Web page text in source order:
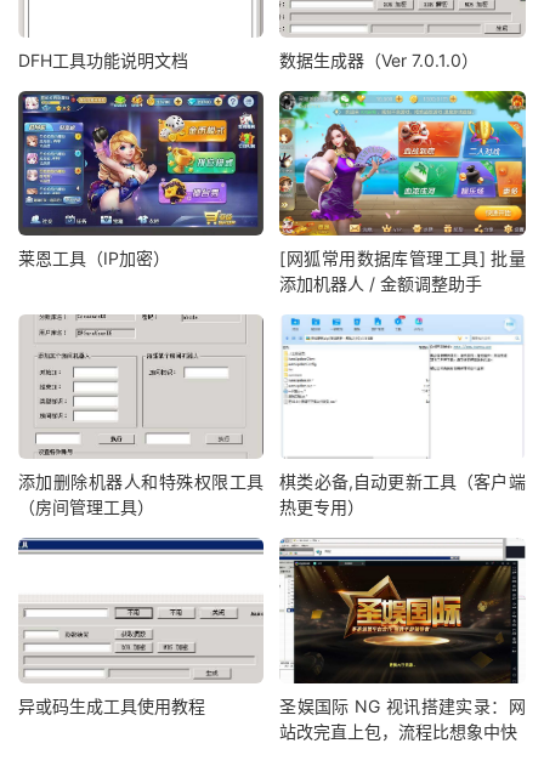
DFH工具功能说明文档 数据生成器（Ver 7.0.1.0）
莱恩工具（IP加密）
[网狐常用数据库管理工具] 批量
添加机器人 / 金额调整助手
添加删除机器人和特殊权限工具
（房间管理工具）
棋类必备,自动更新工具（客户端
热更专用）
异或码生成工具使用教程
圣娱国际 NG 视讯搭建实录：网
站改完直上包，流程比想象中快